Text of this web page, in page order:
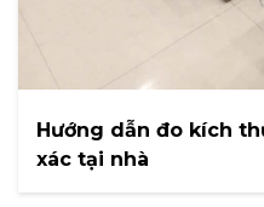
Hướng dẫn đo kích
xác tại nhà